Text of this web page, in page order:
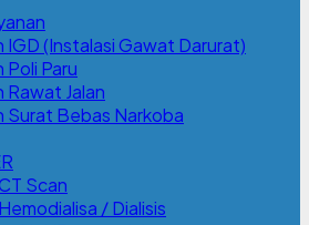
(Instalasi Gawat Darurat)
Paru
Jalan
Surat Bebas Narkoba
Scan
/ Dialisis